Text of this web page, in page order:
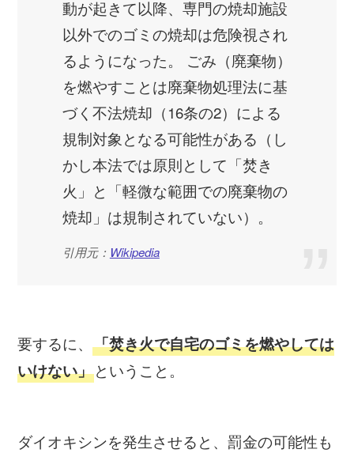
動が起きて以降、専門の焼却施設
以外でのゴミの焼却は危険視され
るようになった。 ごみ（廃棄物）
を燃やすことは廃棄物処理法に基
づく不法焼却（16条の2）による
規制対象となる可能性がある（し
かし本法では原則として「焚き
火」と「軽微な範囲での廃棄物の
焼却」は規制されていない）。
引用元： Wikipedia
要するに、「焚き火で自宅のゴミを燃やしては
いけない」ということ。
ダイオキシンを発生させると、罰金の可能性も